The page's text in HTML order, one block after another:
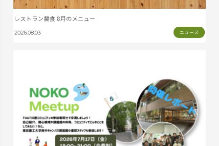
レストラン農食 8月のメニュー
2026.08.03 ニュース